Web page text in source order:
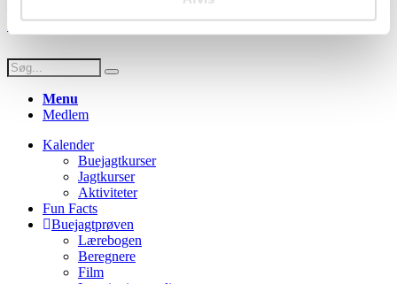
HDsign.dk
Menu
Medlem
Kalender
Buejagtkurser
Jagtkurser
Aktiviteter
Fun Facts
Buejagtprøven
Lærebogen
Beregnere
Film